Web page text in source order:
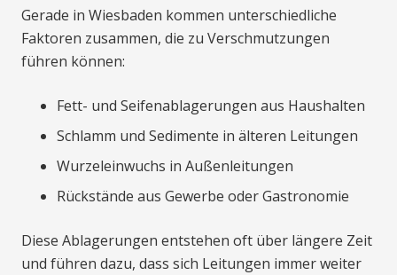
Gerade in Wiesbaden kommen unterschiedliche
Faktoren zusammen, die zu Verschmutzungen
führen können:
Fett- und Seifenablagerungen aus Haushalten
Schlamm und Sedimente in älteren Leitungen
Wurzeleinwuchs in Außenleitungen
Rückstände aus Gewerbe oder Gastronomie
Diese Ablagerungen entstehen oft über längere Zeit
und führen dazu, dass sich Leitungen immer weiter